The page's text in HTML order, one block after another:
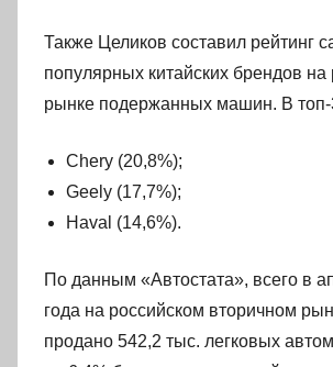
Также Целиков составил рейтинг
популярных китайских брендов на
рынке подержанных машин. В
Chery (20,8%);
Geely (17,7%);
Haval (14,6%).
По данным «Автостата», всего в
года на российском вторичном
продано 542,2 тыс. легковых